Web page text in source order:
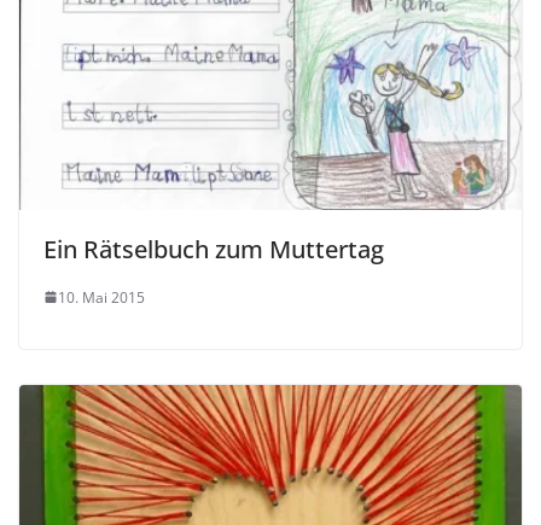
Ein Rätselbuch zum Muttertag
10. Mai 2015